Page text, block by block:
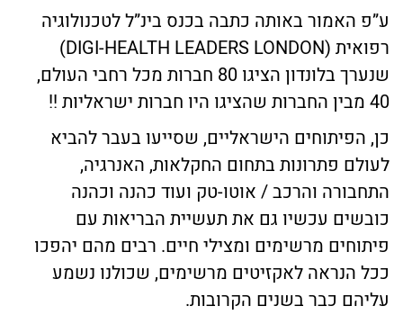
ע”פ האמור באותה כתבה בכנס בינ”ל לטכנולוגיה
רפואית (DIGI-HEALTH LEADERS LONDON)
שנערך בלונדון הציגו 80 חברות מכל רחבי העולם,
40 מבין החברות שהציגו היו חברות ישראליות !!
כן, הפיתוחים הישראליים, שסייעו בעבר להביא
לעולם פתרונות בתחום החקלאות, האנרגיה,
התחבורה והרכב / אוטו-טק ועוד כהנה וכהנה
כובשים עכשיו גם את תעשיית הבריאות עם
פיתוחים מרשימים ומצילי חיים. רבים מהם יהפכו
ככל הנראה לאקזיטים מרשימים, שכולנו נשמע
עליהם כבר בשנים הקרובות.